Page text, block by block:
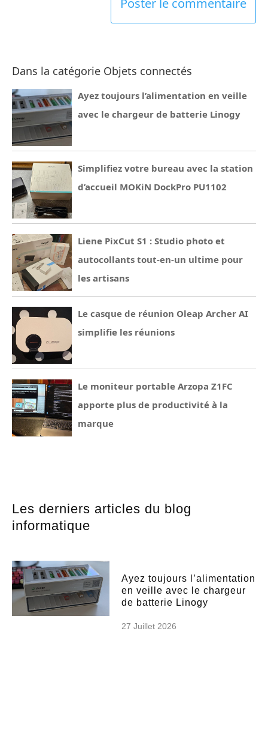
Dans la catégorie Objets connectés
Ayez toujours l’alimentation en veille
avec le chargeur de batterie Linogy
Simplifiez votre bureau avec la station
d’accueil MOKiN DockPro PU1102
Liene PixCut S1 : Studio photo et
autocollants tout-en-un ultime pour
les artisans
Le casque de réunion Oleap Archer AI
simplifie les réunions
Le moniteur portable Arzopa Z1FC
apporte plus de productivité à la
marque
Les derniers articles du blog
informatique
Ayez toujours l’alimentation
en veille avec le chargeur
de batterie Linogy
27 Juillet 2026